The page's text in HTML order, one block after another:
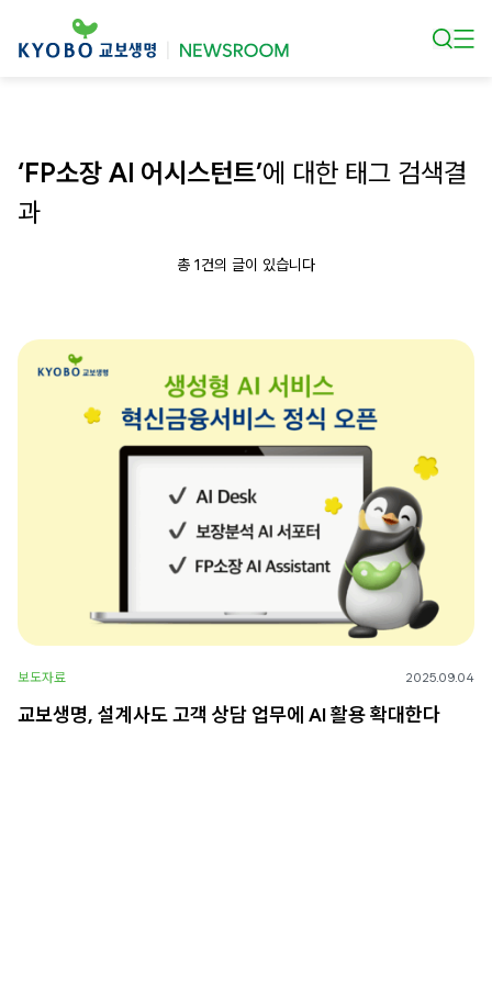
‘FP소장 AI 어시스턴트’에 대한 태그 검색결
과
총 1건의 글이 있습니다
보도자료 2025.09.04
교보생명, 설계사도 고객 상담 업무에 AI 활용 확대한다